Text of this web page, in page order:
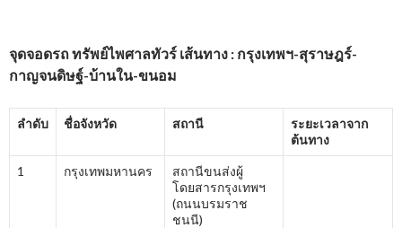
จุดจอดรถ ทรัพย์ไพศาลทัวร์ เส้นทาง : กรุงเทพฯ-สุราษฎร์-
กาญจนดิษฐ์-บ้านใน-ขนอม
ลำดับ ชื่อจังหวัด สถานี
ระยะเวลาจาก
ต้นทาง
1 กรุงเทพมหานคร
สถานีขนส่งผู้
โดยสารกรุงเทพฯ
(ถนนบรมราช
ชนนี)